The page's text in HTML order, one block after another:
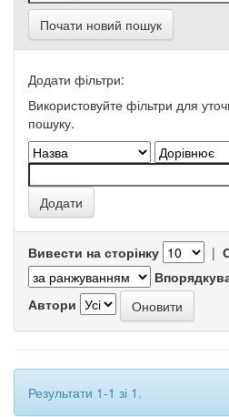
Почати новий пошук
Додати фільтри:
Використовуйте фільтри для
пошуку.
Вивести на сторінку |
Автори
Результати 1-1 зі 1.